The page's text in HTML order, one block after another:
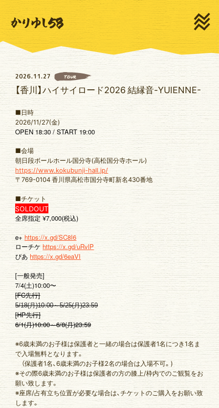
HOME
LIVE
MEDIA
PROFILE
DISCOGRAPHY
GOODS
CONTACT
新規登録 ログイン
ゆいま～るSNS
ゆいま～るテレビ
ゆいま～るブログ
ゆいま～るラジオ
かりゆしの部屋
2026.11.27 TOUR
【香川】ハイサイロード2026 結縁音-YUIENNE-
■日時
2026/11/27(金)
OPEN 18:30 / START 19:00
■会場
朝日段ボールホール国分寺(高松国分寺ホール)
https://www.kokubunji-hall.jp/
〒769-0104 香川県高松市国分寺町新名430番地
■チケット
SOLDOUT
全席指定 ¥7,000(税込)
e+ https://x.gd/SC8I6
ローチケhttps://x.gd/uRvlP
ぴあ https://x.gd/6eaVI
[一般発売]
7/4(土)10:00〜
[FC先行]
5/18(月)10:00～5/25(月)23:59
[HP先行]
6/1(月)10:00～6/8(月)23:59
※6歳未満のお子様は保護者と一緒の場合は保護者1名につき1名ま
で入場無料となります。
（保護者1名、6歳未満のお子様2名の場合は入場不可。)
※その際6歳未満のお子様は保護者の方の膝上/枠内でのご観覧をお
願い致します。
※座席/占有立ち位置が必要な場合は、チケットのご購入をお願い致
します。